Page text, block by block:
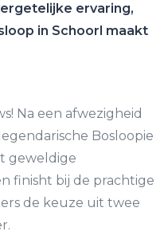
ervaring,
in Schoorl maakt
Na een afwezigheid
Bosloopie
geweldige
finisht bij de prachtige
de keuze uit twee